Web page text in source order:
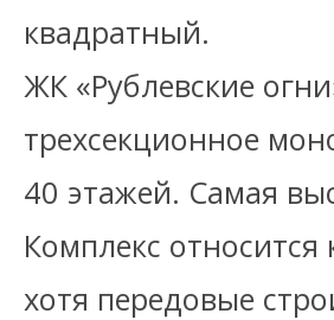
квадратный.
ЖК «Рублевские
трехсекционное
40 этажей. Самая
Комплекс относится
хотя передовые